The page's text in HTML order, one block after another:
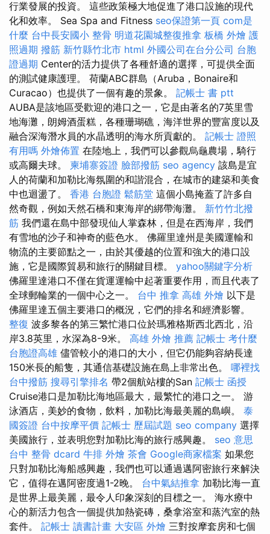
行業發展的投資。 這些政策極大地促進了港口設施的現代
化和效率。 Sea Spa and Fitness seo保證第一頁 com是
什麼 台中長安國小 整骨 明道花園城整復推拿 板橋 外燴 護
照過期 撥筋 新竹縣竹北市 html 外國公司在台分公司 台胞
證過期 Center的活力提供了各種舒適的選擇，可提供全面
的測試健康護理。 荷蘭ABC群島（Aruba，Bonaire和
Curacao）也提供了一個有趣的景象。 記帳士 書 ptt
AUBA是該地區受歡迎的港口之一，它是由著名的7英里雪
地海灘，朗姆酒蛋糕，各種珊瑚礁，海洋世界的豐富度以及
融合深海潛水員的水晶透明的海水所貢獻的。 記帳士 證照
有用嗎 外燴佈置 在陸地上，我們可以參觀烏龜農場，騎行
或高爾夫球。 柬埔寨簽證 臉部撥筋 seo agency 該島是宜
人的荷蘭和加勒比海氛圍的和諧混合，在城市的建築和美食
中也迴盪了。 香港 台胞證 鬆筋堂 這個小島掩蓋了許多自
然奇觀，例如天然石橋和東海岸的綁帶海灘。 新竹竹北撥
筋 我們還在島中部發現仙人掌森林，但是在西海岸，我們
有雪地的沙子和神奇的藍色水。 佛羅里達州是美國運輸和
物流的主要節點之一，由於其優越的位置和強大的港口設
施，它是國際貿易和旅行的關鍵目標。 yahoo關鍵字分析
佛羅里達港口不僅在貨運運輸中起著重要作用，而且代表了
全球郵輪業的一個中心之一。 台中 推拿 高雄 外燴 以下是
佛羅里達五個主要港口的概況，它們的排名和經濟影響。
整復 波多黎各的第三繁忙港口位於瑪雅格斯西北西北，沿
岸3.8英里，水深為8-9米。 高雄 外燴 推薦 記帳士 考什麼
台胞證高雄 儘管較小的港口的大小，但它仍能夠容納長達
150米長的船隻，其通信基礎設施在島上非常出色。 哪裡找
台中撥筋 搜尋引擎排名 帶2個航站樓的San 記帳士 函授
Cruise港口是加勒比海地區最大，最繁忙的港口之一。 游
泳酒店，美妙的食物，飲料，加勒比海最美麗的島嶼。 泰
國簽證 台中按摩平價 記帳士 歷屆試題 seo company 選擇
美國旅行，並表明您對加勒比海的旅行感興趣。 seo 意思
台中 整骨 dcard 牛排 外燴 茶會 Google商家檔案 如果您
只對加勒比海船感興趣，我們也可以通過邁阿密旅行來解決
它，值得在邁阿密度過1-2晚。 台中氣結推拿 加勒比海一直
是世界上最美麗，最令人印象深刻的目標之一。 海水療中
心的新活力包含一個提供加熱瓷磚，桑拿浴室和蒸汽室的熱
套件。 記帳士 讀書計畫 大安區 外燴 三對按摩套房和七個